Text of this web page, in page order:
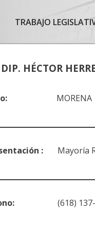
TRABAJO
DIP. HÉCTOR
MORENA
:
(618)